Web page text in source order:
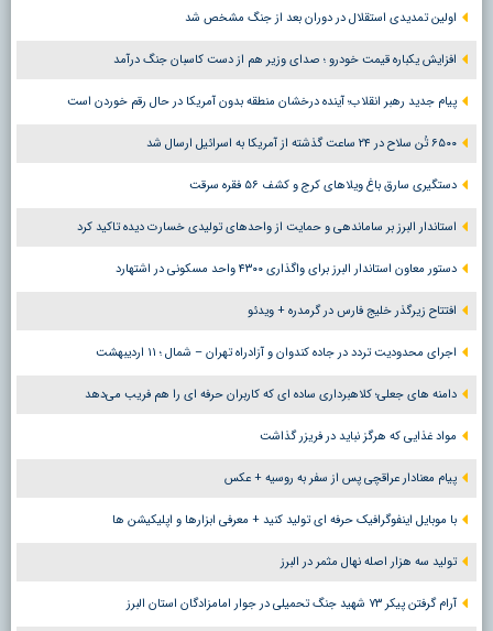
اولین تمدیدی استقلال در دوران بعد از جنگ مشخص شد
افزایش یکباره قیمت خودرو ؛ صدای وزیر هم از دست کاسبان جنگ درآمد
پیام جدید رهبر انقلاب؛ آینده درخشان منطقه بدون آمریکا در حال رقم خوردن است
۶۵۰۰ تُن سلاح در ۲۴ ساعت گذشته از آمریکا به اسرائیل ارسال شد
دستگیری سارق باغ ویلاهای کرج و کشف ۵۶ فقره سرقت
استاندار البرز بر ساماندهی و حمایت از واحدهای تولیدی خسارت دیده تاکید کرد
دستور معاون استاندار البرز برای واگذاری ۴۳۰۰ واحد مسکونی در اشتهارد
افتتاح زیرگذر خلیج فارس در گرمدره + ویدئو
اجرای محدودیت تردد در جاده کندوان و آزادراه تهران – شمال ؛ ١١ اردیبهشت
دامنه های جعلی؛ کلاهبرداری ساده ای که کاربران حرفه ای را هم فریب می‌دهد
مواد غذایی که هرگز نباید در فریزر گذاشت
پیام معنادار عراقچی پس از سفر به روسیه + عکس
با موبایل اینفوگرافیک حرفه ای تولید کنید + معرفی ابزارها و اپلیکیشن ها
تولید سه هزار اصله نهال مثمر در البرز
آرام گرفتن پیکر ۷۳ شهید جنگ تحمیلی در جوار امامزادگان استان البرز